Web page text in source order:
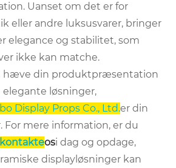
Uanset om det er for
eller andre luksusvarer, bringer
elegance og stabilitet, som
ikke kan matche.
hæve din produktpræsentation
løsninger,
Display Props Co., Ltd.er din
For mere information, er du
kontakteosi dag og opdage,
displayløsninger kan